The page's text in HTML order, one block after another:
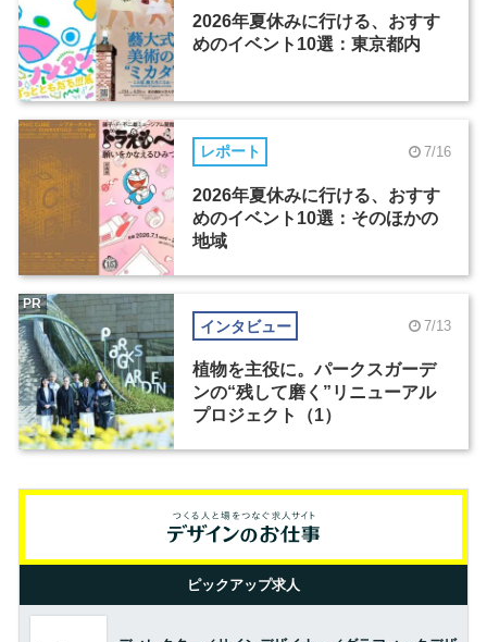
2026年夏休みに行ける、おすす
めのイベント10選：東京都内
レポート 7/16
2026年夏休みに行ける、おすす
めのイベント10選：そのほかの
地域
インタビュー 7/13
植物を主役に。パークスガーデ
ンの“残して磨く”リニューアル
プロジェクト（1）
PR
ピックアップ求人